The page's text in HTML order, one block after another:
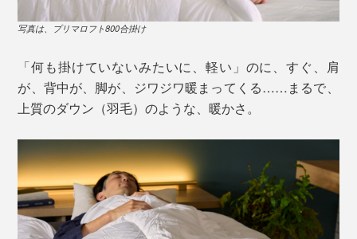
写真は、プリマロフト800合掛け
「何も掛けていないみたいに、軽い」のに、すぐ、肩
が、背中が、脚が、ジワジワ暖まってくる……まるで、
上質のダウン（羽毛）のような、暖かさ。